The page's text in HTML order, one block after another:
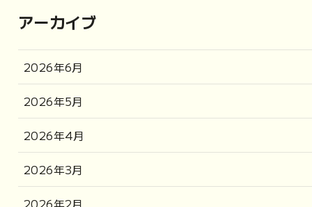
アーカイブ
2026年6月
2026年5月
2026年4月
2026年3月
2026年2月